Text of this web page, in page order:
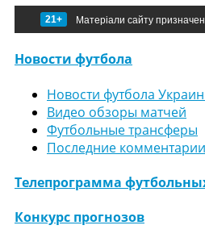
21+ Матеріали сайту
Новости футбола
Новости футбола
Видео обзоры матчей
Футбольные трансферы
Последние комментарии
Телепрограмма
Конкурс прогнозов